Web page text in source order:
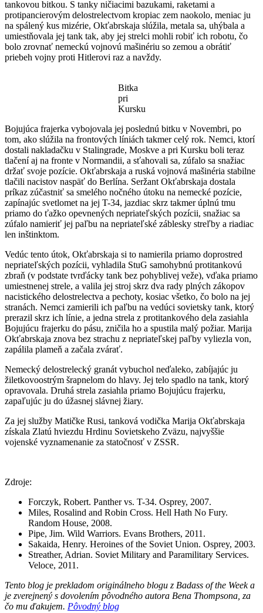
tankovou bitkou. S tanky ničiacimi bazukami, raketami a
protipancierovým delostrelectvom kropiac zem naokolo, meniac ju
na spálený kus mizérie, Okťabrskaja slúžila, metala sa, uhýbala a
umiestňovala jej tank tak, aby jej strelci mohli robiť ich robotu, čo
bolo zrovnať nemeckú vojnovú mašinériu so zemou a obrátiť
priebeh vojny proti Hitlerovi raz a navždy.
Bitka
pri
Kursku
Bojujúca frajerka vybojovala jej poslednú bitku v Novembri, po
tom, ako slúžila na frontových líniách takmer celý rok. Nemci, ktorí
dostali nakladačku v Stalingrade, Moskve a pri Kursku boli teraz
tlačení aj na fronte v Normandii, a sťahovali sa, zúfalo sa snažiac
držať svoje pozície. Okťabrskaja a ruská vojnová mašinéria stabilne
tlačili nacistov naspäť do Berlína. Seržant Okťabrskaja dostala
príkaz zúčastniť sa smelého nočného útoku na nemecké pozície,
zapínajúc svetlomet na jej T-34, jazdiac skrz takmer úplnú tmu
priamo do ťažko opevnených nepriateľských pozícii, snažiac sa
zúfalo namieriť jej paľbu na nepriateľské záblesky streľby a riadiac
len inštinktom.
Vedúc tento útok, Okťabrskaja si to namierila priamo doprostred
nepriateľských pozícii, vyhladila StuG samohybnú protitankovú
zbraň (v podstate tvrďácky tank bez pohyblivej veže), vďaka priamo
umiestnenej strele, a valila jej stroj skrz dva rady plných zákopov
nacistického delostrelectva a pechoty, kosiac všetko, čo bolo na jej
stranách. Nemci zamierili ich paľbu na vedúci sovietsky tank, ktorý
prerazil skrz ich línie, a jedna strela z protitankového dela zasiahla
Bojujúcu frajerku do pásu, zničila ho a spustila malý požiar. Marija
Okťabrskaja znova bez strachu z nepriateľskej paľby vyliezla von,
zapálila plameň a začala zvárať.
Nemecký delostrelecký granát vybuchol neďaleko, zabíjajúc ju
žiletkovoostrým šrapnelom do hlavy. Jej telo spadlo na tank, ktorý
opravovala. Druhá strela zasiahla priamo Bojujúcu frajerku,
zapaľujúc ju do úžasnej slávnej žiary.
Za jej služby Matičke Rusi, tanková vodička Marija Okťabrskaja
získala Zlatú hviezdu Hrdinu Sovietskeho Zväzu, najvyššie
vojenské vyznamenanie za statočnosť v ZSSR.
Zdroje:
Forczyk, Robert. Panther vs. T-34. Osprey, 2007.
Miles, Rosalind and Robin Cross. Hell Hath No Fury.
Random House, 2008.
Pipe, Jim. Wild Warriors. Evans Brothers, 2011.
Sakaida, Henry. Heroines of the Soviet Union. Osprey, 2003.
Streather, Adrian. Soviet Military and Paramilitary Services.
Veloce, 2011.
Tento blog je prekladom originálneho blogu z Badass of the Week a
je zverejnený s dovolením pôvodného autora Bena Thompsona, za
čo mu ďakujem. Pôvodný blog